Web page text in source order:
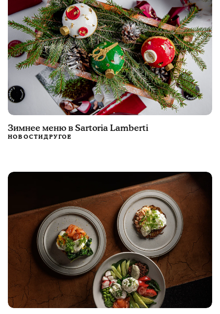
Зимнее меню в Sartoria Lamberti
НОВОСТИДРУГОЕ